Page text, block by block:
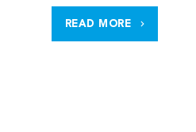
READ MORE